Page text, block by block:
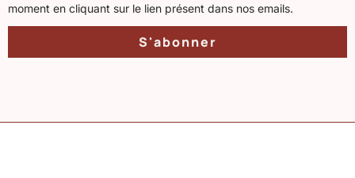
moment en cliquant sur le lien présent dans nos emails.
S'abonner